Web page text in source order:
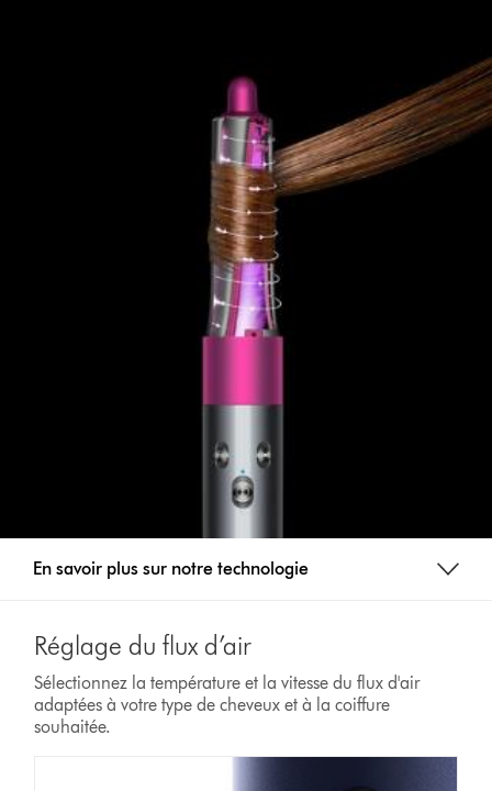
En savoir plus sur notre technologie
Réglage du flux d’air
Sélectionnez la température et la vitesse du flux d'air
adaptées à votre type de cheveux et à la coiffure
souhaitée.